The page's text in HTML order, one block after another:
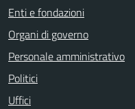
Enti e fondazioni
Organi di governo
Personale amministrativo
Politici
Uffici